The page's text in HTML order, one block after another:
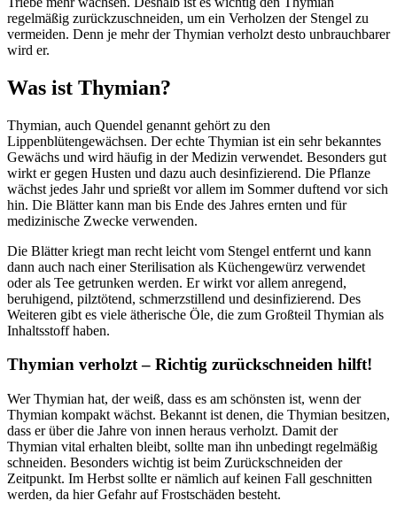
regelmäßig zurückzuschneiden, um ein Verholzen der Stengel zu
vermeiden. Denn je mehr der Thymian verholzt desto unbrauchbarer
wird er.
Was ist Thymian?
Thymian, auch Quendel genannt gehört zu den
Lippenblütengewächsen. Der echte Thymian ist ein sehr bekanntes
Gewächs und wird häufig in der Medizin verwendet. Besonders gut
wirkt er gegen Husten und dazu auch desinfizierend. Die Pflanze
wächst jedes Jahr und sprießt vor allem im Sommer duftend vor sich
hin. Die Blätter kann man bis Ende des Jahres ernten und für
medizinische Zwecke verwenden.
Die Blätter kriegt man recht leicht vom Stengel entfernt und kann
dann auch nach einer Sterilisation als Küchengewürz verwendet
oder als Tee getrunken werden. Er wirkt vor allem anregend,
beruhigend, pilztötend, schmerzstillend und desinfizierend. Des
Weiteren gibt es viele ätherische Öle, die zum Großteil Thymian als
Inhaltsstoff haben.
Thymian verholzt – Richtig zurückschneiden hilft!
Wer Thymian hat, der weiß, dass es am schönsten ist, wenn der
Thymian kompakt wächst. Bekannt ist denen, die Thymian besitzen,
dass er über die Jahre von innen heraus verholzt. Damit der
Thymian vital erhalten bleibt, sollte man ihn unbedingt regelmäßig
schneiden. Besonders wichtig ist beim Zurückschneiden der
Zeitpunkt. Im Herbst sollte er nämlich auf keinen Fall geschnitten
werden, da hier Gefahr auf Frostschäden besteht.